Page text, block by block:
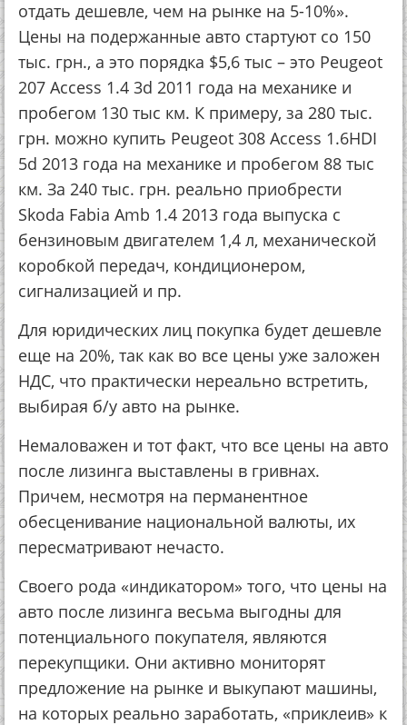
отдать дешевле, чем на рынке на 5-10%».
Цены на подержанные авто стартуют со 150
тыс. грн., а это порядка $5,6 тыс – это Peugeot
207 Access 1.4 3d 2011 года на механике и
пробегом 130 тыс км. К примеру, за 280 тыс.
грн. можно купить Peugeot 308 Access 1.6HDI
5d 2013 года на механике и пробегом 88 тыс
км. За 240 тыс. грн. реально приобрести
Skoda Fabia Amb 1.4 2013 года выпуска с
бензиновым двигателем 1,4 л, механической
коробкой передач, кондиционером,
сигнализацией и пр.
Для юридических лиц покупка будет дешевле
еще на 20%, так как во все цены уже заложен
НДС, что практически нереально встретить,
выбирая б/у авто на рынке.
Немаловажен и тот факт, что все цены на авто
после лизинга выставлены в гривнах.
Причем, несмотря на перманентное
обесценивание национальной валюты, их
пересматривают нечасто.
Своего рода «индикатором» того, что цены на
авто после лизинга весьма выгодны для
потенциального покупателя, являются
перекупщики. Они активно мониторят
предложение на рынке и выкупают машины,
на которых реально заработать, «приклеив» к